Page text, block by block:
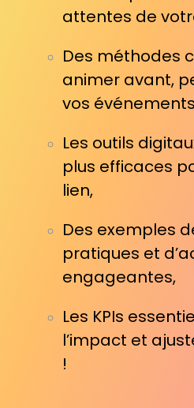
attentes de
Des méthodes
animer avant,
vos
Les outils
plus efficaces
lien,
Des exemples
pratiques et
engageantes,
Les KPIs
l’impact et
!